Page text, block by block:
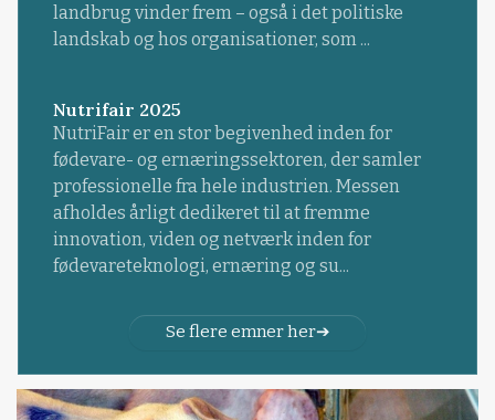
landbrug vinder frem – også i det politiske
landskab og hos organisationer, som ...
Nutrifair 2025
NutriFair er en stor begivenhed inden for
fødevare- og ernæringssektoren, der samler
professionelle fra hele industrien. Messen
afholdes årligt dedikeret til at fremme
innovation, viden og netværk inden for
fødevareteknologi, ernæring og su...
Se flere emner her